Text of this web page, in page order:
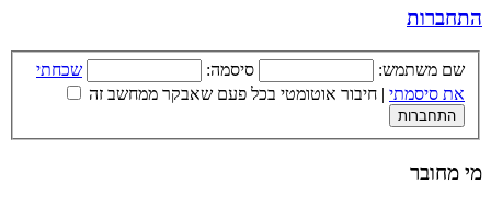
התחברות
שם משתמש: סיסמה:
שכחתי
את סיסמתי | חיבור אוטומטי בכל פעם שאבקר ממחשב זה
מי מחובר